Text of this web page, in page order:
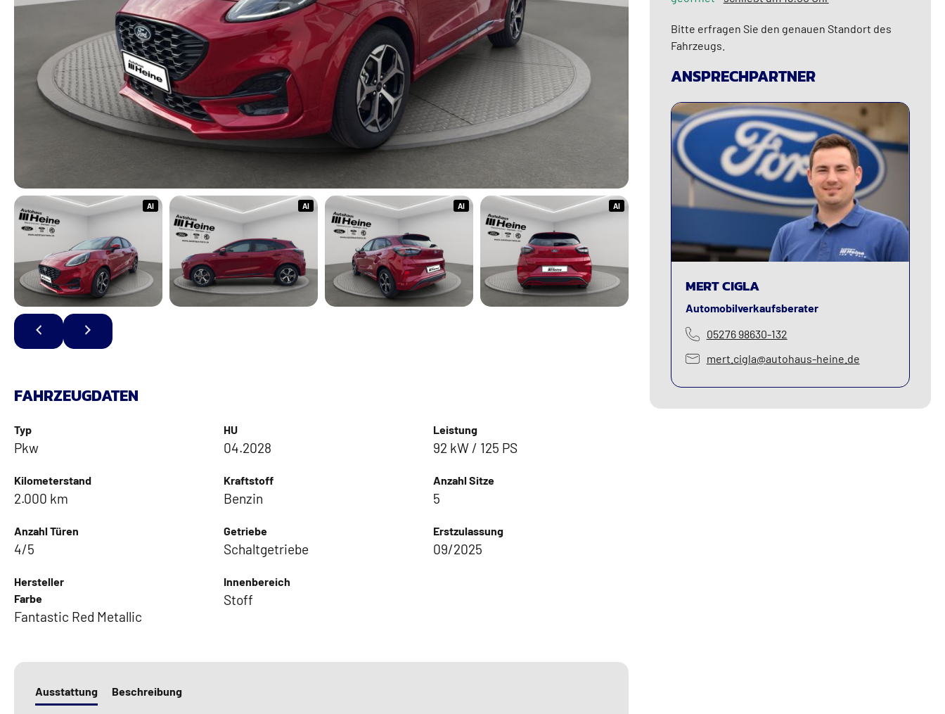
AI AI AI AI AI
FAHRZEUGDATEN
Typ
Pkw
HU
04.2028
Leistung
92 kW / 125 PS
Kilometerstand
2.000 km
Kraftstoff
Benzin
Anzahl Sitze
5
Anzahl Türen
4/5
Getriebe
Schaltgetriebe
Erstzulassung
09/2025
Hersteller
Farbe
Fantastic Red Metallic
Innenbereich
Stoff
Ausstattung Beschreibung
Bitte erfragen Sie den genauen Standort des
Fahrzeugs.
ANSPRECHPARTNER
MERT CIGLA
Automobilverkaufsberater
05276 98630-132
mert.cigla@autohaus-heine.de